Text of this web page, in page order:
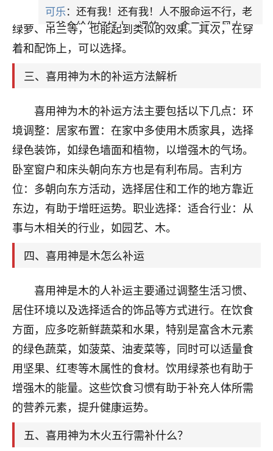
气。同时，在家中或办公室摆放一些绿色植物，如
绿萝、吊兰等，也能起到类似的效果。其次，在穿
着和配饰上，可以选择。
三、喜用神为木的补运方法解析
喜用神为木的补运方法主要包括以下几点：环
境调整：居家布置：在家中多使用木质家具，选择
绿色装饰，如绿色墙面和植物，以增强木的气场。
卧室窗户和床头朝向东方也是有利布局。吉利方
位：多朝向东方活动，选择居住和工作的地方靠近
东边，有助于增旺运势。职业选择：适合行业：从
事与木相关的行业，如园艺、木。
四、喜用神是木怎么补运
喜用神是木的人补运主要通过调整生活习惯、
居住环境以及选择适合的饰品等方式进行。在饮食
方面，应多吃新鲜蔬菜和水果，特别是富含木元素
的绿色蔬菜，如菠菜、油麦菜等，同时可以适量食
用坚果、红枣等木属性的食材。饮用绿茶也有助于
增强木的能量。这些饮食习惯有助于补充人体所需
的营养元素，提升健康运势。
五、喜用神为木火五行需补什么？
可乐：还有我！还有我！人不服命运不行，老
天爷会给你好好上一课的。一命二运三风水，
哪样不服都不行！
平安是福：我也是每年找老师化太岁，看年
卦，认识老师3年了，都是缘分啊！
心若莲花
我是做餐饮的，这两年，生意屡屡受挫，店开一家关
一家，要么生意不好，生意好的就出事。前些年攒的
家底快败光了，真是倒霉！我也想找人看看到底怎么
回事？
鹿森：你可以找老师看看，人有时不服命不行
啊！
是我从找店开始都是找慧来老师跟进的，选
大环境不好，但是我家生意还可以，前几天又
刚找老师做了补财库，希望财运更好一点！
2小时前 来自海南 18
梦醒时分
我女儿高二叛逆，大半年不上学，一说她就要死要活
的，把我们两口子愁的不行，朋友给我推荐的慧来老
师，一开始我是病急乱投医，这半年来，法事一个个
做完，我女儿跟变了个人一样，不期望她能考多好的
大学，只要能安安稳稳的把书读了，身体心理都健健
康康的我就很知足了！